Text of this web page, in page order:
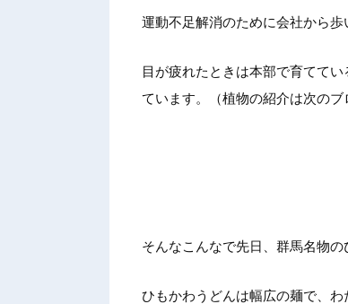
運動不足解消のために会社から歩
目が疲れたときは本部で育てて
ています。（植物の紹介は次のブ
そんなこんなで先日、群馬名物の
ひもかわうどんは幅広の麺で、